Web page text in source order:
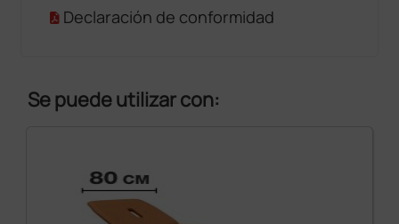
Declaración de conformidad
Se puede utilizar con: